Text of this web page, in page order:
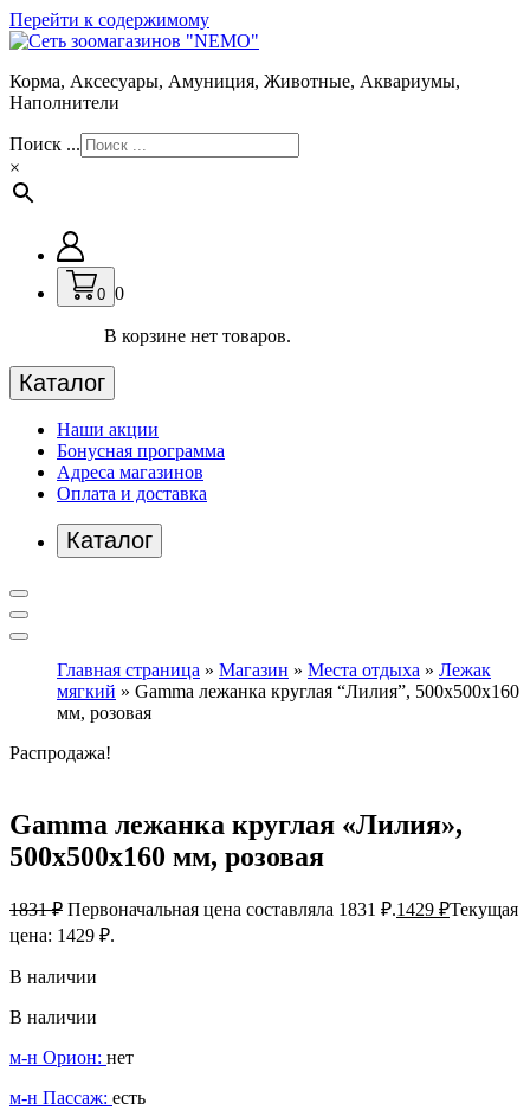
Перейти к содержимому
Корма, Аксесуары, Амуниция, Животные, Аквариумы,
Наполнители
Поиск ...
×
0 0
В корзине нет товаров.
Каталог
Наши акции
Бонусная программа
Адреса магазинов
Оплата и доставка
Каталог
Главная страница » Магазин » Места отдыха » Лежак
мягкий » Gamma лежанка круглая “Лилия”, 500х500х160
мм, розовая
Распродажа!
Gamma лежанка круглая «Лилия»,
500х500х160 мм, розовая
1831₽ Первоначальная цена составляла 1831 ₽.1429 ₽Текущая
цена: 1429 ₽.
В наличии
В наличии
м-н Орион: нет
м-н Пассаж: есть